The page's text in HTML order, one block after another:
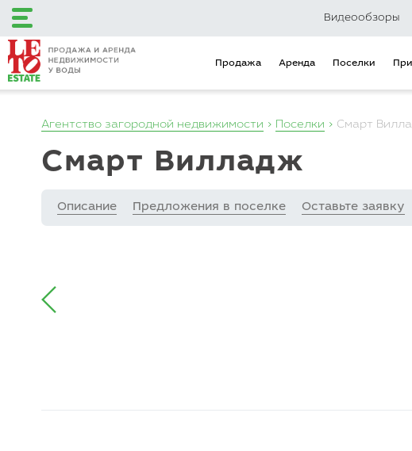
+7 (495) 120-12-48
+7 (499) 110-16-34
Объекты на карте
Городская недвижимость
Видеообзоры
Продажа Аренда Поселки
Агентство загородной недвижимости Поселки Смарт
Смарт Вилладж
Описание Предложения в поселке Оставьте заявку